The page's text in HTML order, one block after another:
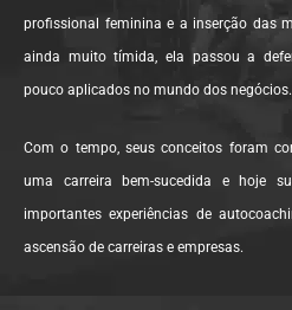
profissional feminina e a inserção das
ainda muito tímida, ela passou a
pouco aplicados no mundo dos negócios.
Com o tempo, seus conceitos foram
uma carreira bem-sucedida e hoje
importantes experiências de
ascensão de carreiras e empresas.